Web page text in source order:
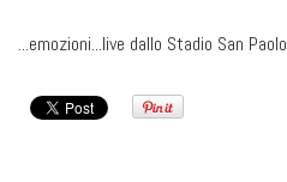
...emozioni...live dallo Stadio San Paolo